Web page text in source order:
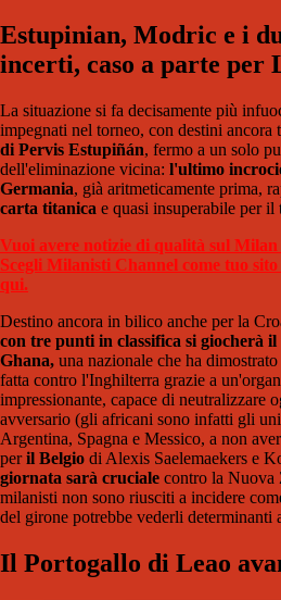
Estupinian, Modric e i
incerti, caso a parte per
La situazione si fa decisamente più
impegnati nel torneo, con destini ancora
di Pervis Estupiñán, fermo a un solo
dell'eliminazione vicina: l'ultimo
Germania, già aritmeticamente prima,
carta titanica e quasi insuperabile per
Vuoi avere notizie di qualità sul Milan
Scegli Milanisti Channel come tuo
qui.
Destino ancora in bilico anche per la
con tre punti in classifica si giocherà
Ghana, una nazionale che ha
fatta contro l'Inghilterra grazie a
impressionante, capace di neutralizzare
avversario (gli africani sono infatti gli
Argentina, Spagna e Messico, a non
peril Belgio di Alexis Saelemaekers e
giornata sarà cruciale contro la Nuova
milanisti non sono riusciti a incidere
del girone potrebbe vederli determinanti
Il Portogallo di Leao